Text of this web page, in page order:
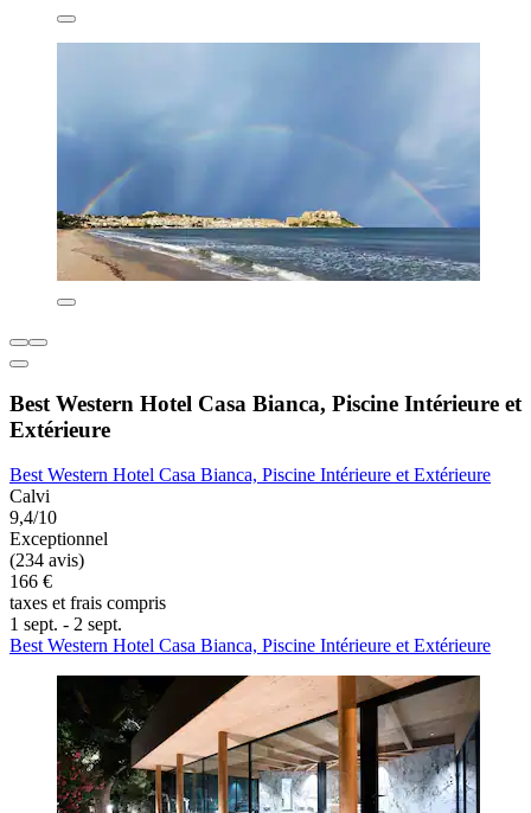
Best Western Hotel Casa Bianca, Piscine Intérieure et
Extérieure
Best Western Hotel Casa Bianca, Piscine Intérieure et Extérieure
Calvi
9,4/10
Exceptionnel
(234 avis)
166 €
taxes et frais compris
1 sept. - 2 sept.
Best Western Hotel Casa Bianca, Piscine Intérieure et Extérieure